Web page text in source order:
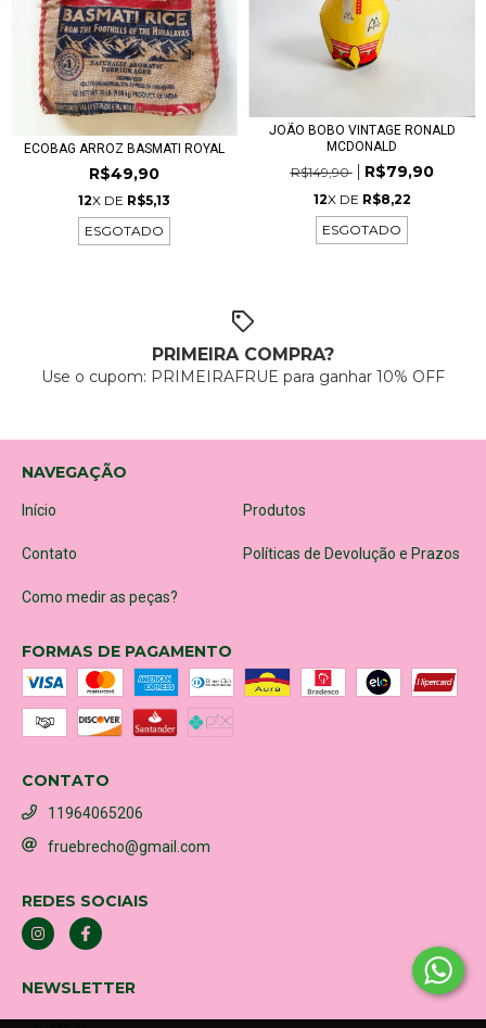
ECOBAG ARROZ BASMATI ROYAL
R$49,90
12X DE R$5,13
ESGOTADO
JOÃO BOBO VINTAGE RONALD
MCDONALD
R$149,90 R$79,90
12X DE R$8,22
ESGOTADO
PRIMEIRA COMPRA?
Use o cupom: PRIMEIRAFRUE para ganhar 10% OFF
NAVEGAÇÃO
Início Produtos
Contato Políticas de Devolução e Prazos
Como medir as peças?
FORMAS DE PAGAMENTO
CONTATO
11964065206
fruebrecho@gmail.com
REDES SOCIAIS
NEWSLETTER